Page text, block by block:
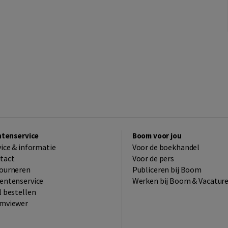
& informatie
bestellen
Boom voor jou
Voor de boekhandel
Voor de pers
Publiceren bij Boom
Werken bij Boom &